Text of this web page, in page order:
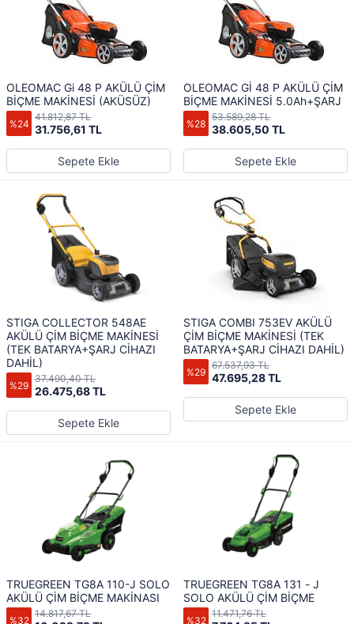
OLEOMAC Gi 48 P AKÜLÜ ÇİM
BİÇME MAKİNESİ (AKÜSÜZ)
%24 31.756,61 TL
41.812,87 TL
Sepete Ekle
OLEOMAC Gİ 48 P AKÜLÜ ÇİM
BİÇME MAKİNESİ 5.0Ah+ŞARJ
%28 38.605,50 TL
53.589,28 TL
Sepete Ekle
STIGA COLLECTOR 548AE
AKÜLÜ ÇİM BİÇME MAKİNESİ
(TEK BATARYA+ŞARJ CİHAZI
DAHİL)
%29 26.475,68 TL
37.490,40 TL
Sepete Ekle
STIGA COMBI 753EV AKÜLÜ
ÇİM BİÇME MAKİNESİ (TEK
BATARYA+ŞARJ CİHAZI DAHİL)
%29 47.695,28 TL
67.537,93 TL
Sepete Ekle
TRUEGREEN TG8A 110-J SOLO
AKÜLÜ ÇİM BİÇME MAKİNASI
%32
14.817,67 TL
TRUEGREEN TG8A 131 - J
SOLO AKÜLÜ ÇİM BİÇME
%32
11.471,76 TL